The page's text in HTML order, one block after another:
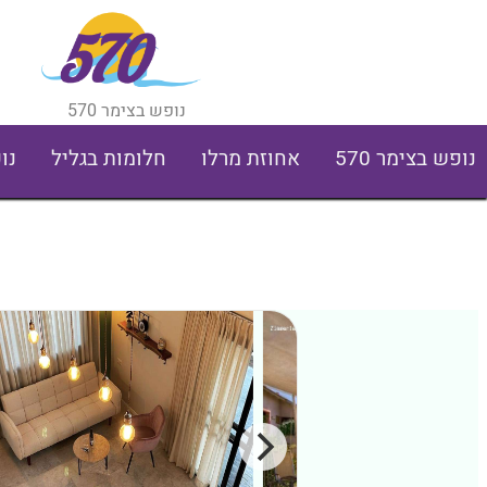
נופש בצימר 570
נופש בצימר 570 אחוזת מרלו חלומות בגליל